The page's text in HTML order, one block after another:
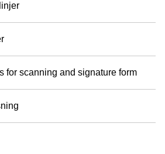
for scanning and signature form